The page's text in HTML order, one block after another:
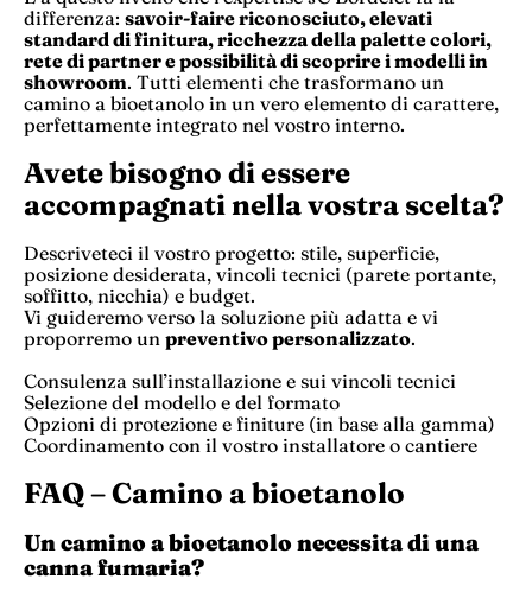
differenza: savoir-faire riconosciuto, elevati
standard di finitura, ricchezza della palette colori,
rete di partner e possibilità di scoprire i modelli in
showroom. Tutti elementi che trasformano un
camino a bioetanolo in un vero elemento di carattere,
perfettamente integrato nel vostro interno.
Avete bisogno di essere
accompagnati nella vostra scelta?
Descriveteci il vostro progetto: stile, superficie,
posizione desiderata, vincoli tecnici (parete portante,
soffitto, nicchia) e budget.
Vi guideremo verso la soluzione più adatta e vi
proporremo un preventivo personalizzato.
Consulenza sull’installazione e sui vincoli tecnici
Selezione del modello e del formato
Opzioni di protezione e finiture (in base alla gamma)
Coordinamento con il vostro installatore o cantiere
FAQ – Camino a bioetanolo
Un camino a bioetanolo necessita di una
canna fumaria?